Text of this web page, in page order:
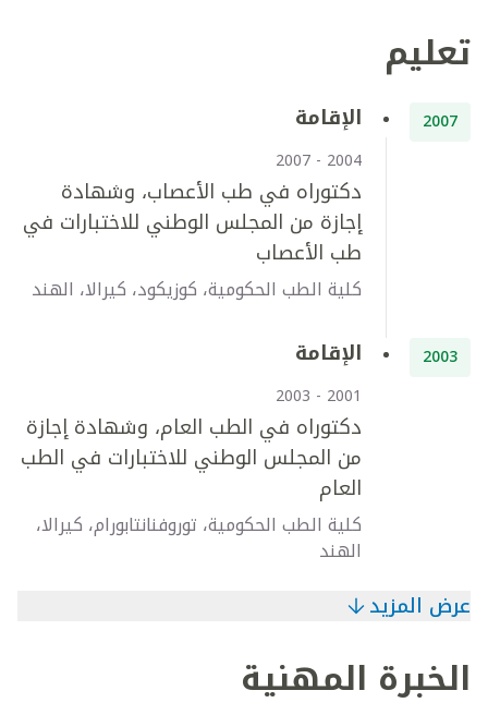
تعليم
2007 الإقامة
2004 - 2007
دكتوراه في طب الأعصاب، وشهادة
إجازة من المجلس الوطني للاختبارات في
طب الأعصاب
كلية الطب الحكومية، كوزيكود، كيرالا، الهند
2003 الإقامة
2001 - 2003
دكتوراه في الطب العام، وشهادة إجازة
من المجلس الوطني للاختبارات في الطب
العام
كلية الطب الحكومية، توروفنانتابورام، كيرالا،
الهند
عرض المزيد
الخبرة المهنية